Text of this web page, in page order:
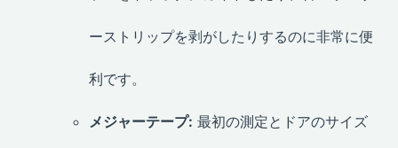
ーストリップを剥がしたりするのに非常に便
利です。
メジャーテープ: 最初の測定とドアのサイズ